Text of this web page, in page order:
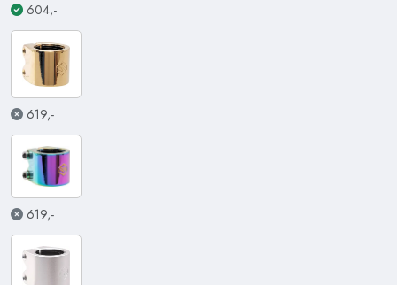
604,-
619,-
619,-